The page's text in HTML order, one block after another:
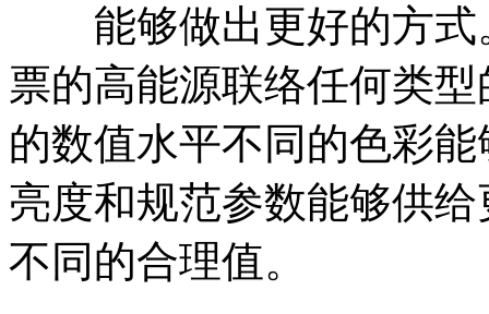
能够做出更好的方式
票的高能源联络任何类
的数值水平不同的色彩
亮度和规范参数能够供
不同的合理值。